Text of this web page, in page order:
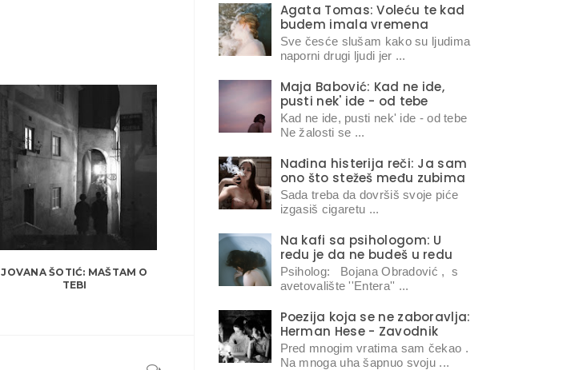
JOVANA ŠOTIĆ: MAŠTAM O
TEBI
Agata Tomas: Voleću te kad
budem imala vremena
Sve česće slušam kako su ljudima
naporni drugi ljudi jer ...
Maja Babović: Kad ne ide,
pusti nek' ide - od tebe
Kad ne ide, pusti nek' ide - od tebe
Ne žalosti se ...
Nađina histerija reči: Ja sam
ono što stežeš među zubima
Sada treba da dovršiš svoje piće
izgasiš cigaretu ...
Na kafi sa psihologom: U
redu je da ne budeš u redu
Psiholog: Bojana Obradović , s
avetovalište ''Entera'' ...
Poezija koja se ne zaboravlja:
Herman Hese - Zavodnik
Pred mnogim vratima sam čekao .
Na mnoga uha šapnuo svoju ...